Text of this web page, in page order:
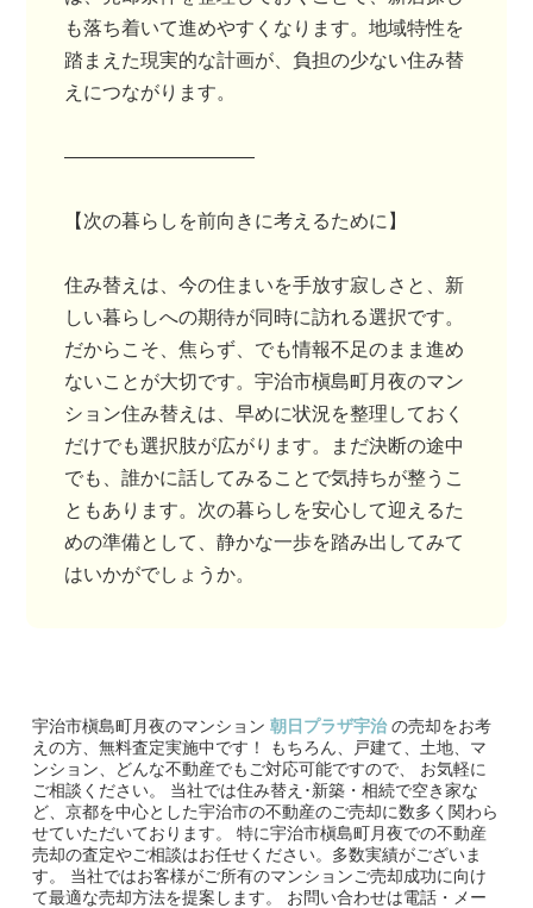
も落ち着いて進めやすくなります。地域特性を
踏まえた現実的な計画が、負担の少ない住み替
えにつながります。
――――――――――
【次の暮らしを前向きに考えるために】
住み替えは、今の住まいを手放す寂しさと、新
しい暮らしへの期待が同時に訪れる選択です。
だからこそ、焦らず、でも情報不足のまま進め
ないことが大切です。宇治市槇島町月夜のマン
ション住み替えは、早めに状況を整理しておく
だけでも選択肢が広がります。まだ決断の途中
でも、誰かに話してみることで気持ちが整うこ
ともあります。次の暮らしを安心して迎えるた
めの準備として、静かな一歩を踏み出してみて
はいかがでしょうか。
宇治市槇島町月夜のマンション 朝日プラザ宇治 の売却をお考
えの方、無料査定実施中です！
もちろん、戸建て、土地、マ
ンション、どんな不動産でもご対応可能ですので、 お気軽に
ご相談ください。
当社では住み替え･新築・相続で空き家な
ど、京都を中心とした宇治市の不動産のご売却に数多く関わら
せていただいております。
特に宇治市槇島町月夜での不動産
売却の査定やご相談はお任せください。多数実績がございま
す。
当社ではお客様がご所有のマンションご売却成功に向け
て最適な売却方法を提案します。
お問い合わせは電話・メー